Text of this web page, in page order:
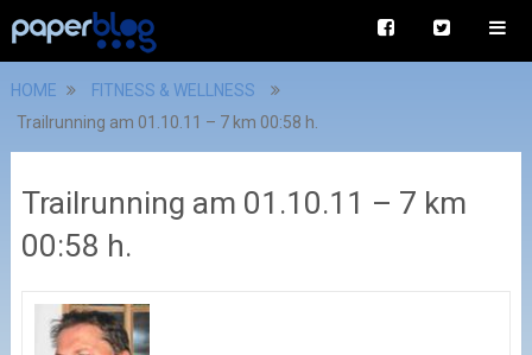
HOME
FITNESS & WELLNESS
Trailrunning am 01.10.11 – 7 km 00:58 h.
Trailrunning am 01.10.11 – 7 km
00:58 h.